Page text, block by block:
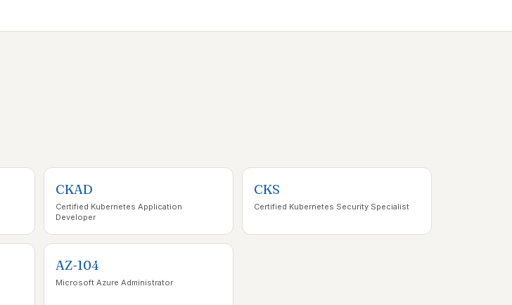
CKAD
Certified Kubernetes Application
Developer
CKS
Certified Kubernetes Security Specialist
AZ-104
Microsoft Azure Administrator